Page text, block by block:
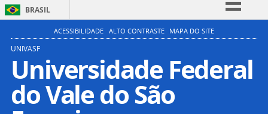
BRASIL
Simplifique!
Participe
Acesso à informação
Legislação
ACESSIBILIDADE ALTO CONTRASTE MAPA DO SITE
UNIVASF
Universidade Federal
do Vale do São